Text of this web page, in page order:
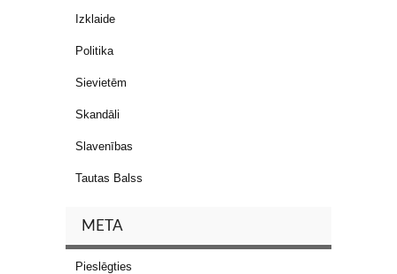
Izklaide
Politika
Sievietēm
Skandāli
Slavenības
Tautas Balss
META
Pieslēgties